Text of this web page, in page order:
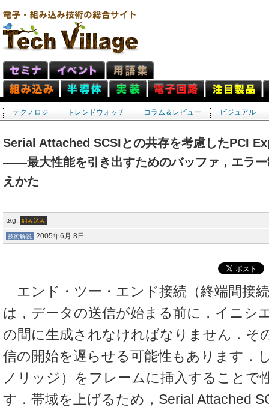
テクノロジ トレンドウォッチ コラム＆レビュー ビジュアル
Serial Attached SCSIとの共存を考慮したPCI
――最大性能を引き出すためのバッファ，エラー
えかた
tag: 組み込み
技術解説 2005年6月 8日
エンド・ツー・エンド接続（終端間接
は，データの送信が始まる前に，イニシ
の間に生成されなければなりません．そ
信の開始を遅らせる可能性もあります．
ノリッジ）をフレームに挿入することで
す．帯域を上げるため，Serial Attached